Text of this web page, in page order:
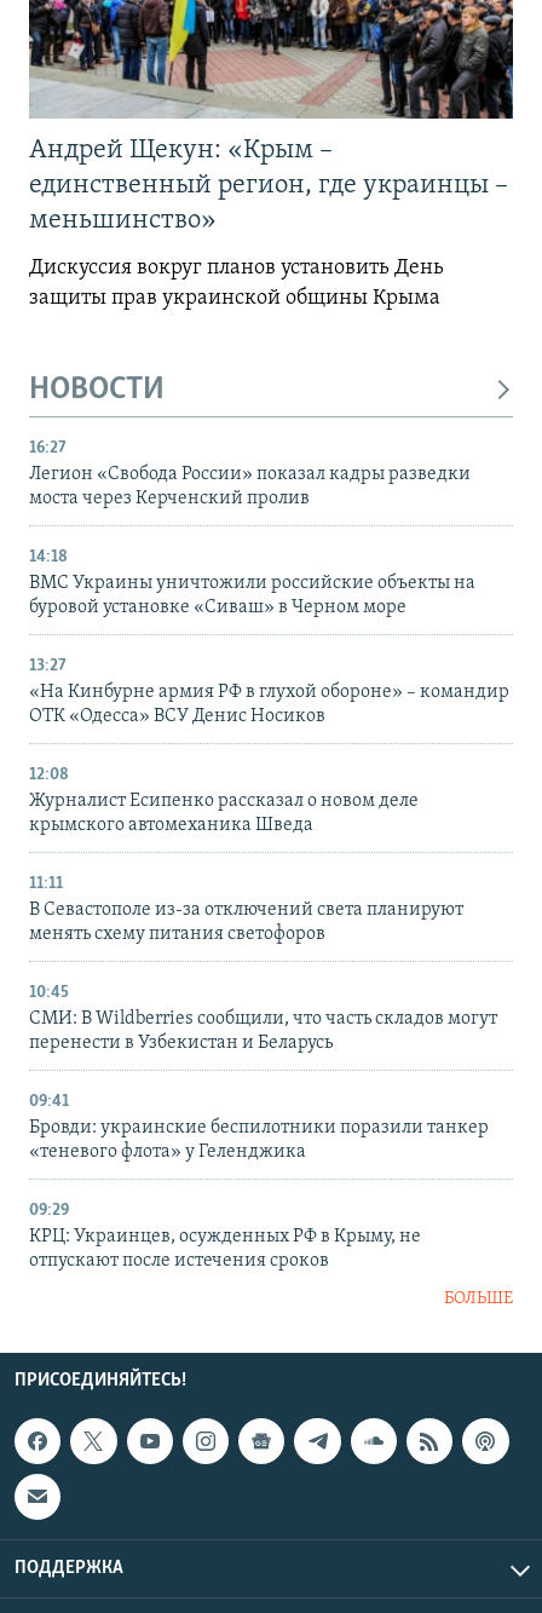
Андрей Щекун: «Крым –
единственный регион, где украинцы –
меньшинство»
Дискуссия вокруг планов установить День
защиты прав украинской общины Крыма
НОВОСТИ
16:27
Легион «Свобода России» показал кадры разведки
моста через Керченский пролив
14:18
ВМС Украины уничтожили российские объекты на
буровой установке «Сиваш» в Черном море
13:27
«На Кинбурне армия РФ в глухой обороне» – командир
ОТК «Одесса» ВСУ Денис Носиков
12:08
Журналист Есипенко рассказал о новом деле
крымского автомеханика Шведа
11:11
В Севастополе из-за отключений света планируют
менять схему питания светофоров
10:45
СМИ: В Wildberries сообщили, что часть складов могут
перенести в Узбекистан и Беларусь
09:41
Бровди: украинские беспилотники поразили танкер
«теневого флота» у Геленджика
09:29
КРЦ: Украинцев, осужденных РФ в Крыму, не
отпускают после истечения сроков
БОЛЬШЕ
ПРИСОЕДИНЯЙТЕСЬ!
ПОДДЕРЖКА